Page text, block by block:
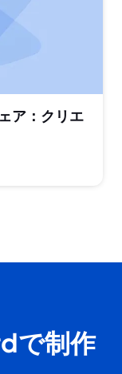
ア：クリエ
で制作